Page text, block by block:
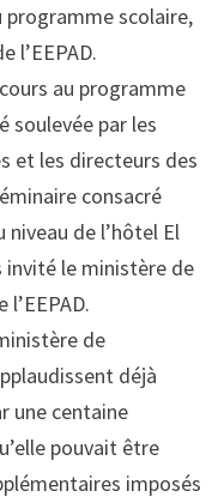
programme scolaire,
l’EEPAD.
au programme
soulevée par les
et les directeurs des
consacré
niveau de l’hôtel El
invité le ministère de
de
déjà
une centaine
pouvait être
imposés